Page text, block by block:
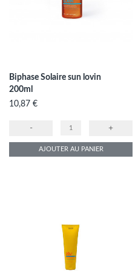
Biphase Solaire sun lovin
200ml
Prix
10,87 €
- +
AJOUTER AU PANIER